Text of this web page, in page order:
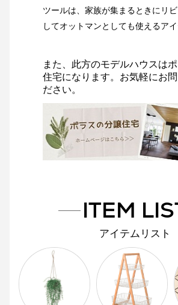
ツールは、家族が集まるときにリ
してオットマンとしても使えるアイ
また、此方のモデルハウスは
住宅になります。お気軽にお問
ださい。
ITEM
アイテムリスト